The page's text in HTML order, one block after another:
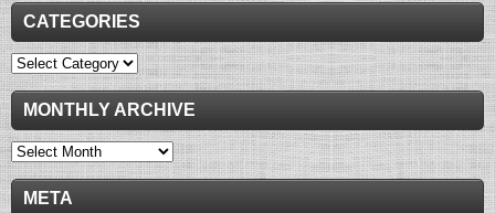
CATEGORIES
Categories
MONTHLY ARCHIVE
Monthly
Archive
META